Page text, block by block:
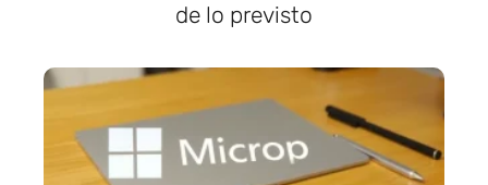
de lo previsto